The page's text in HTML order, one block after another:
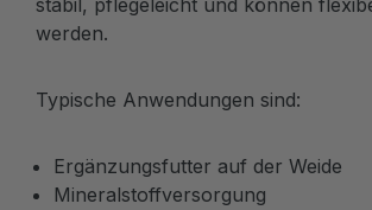
werden.
Typische Anwendungen sind:
Ergänzungsfutter auf der Weide
Mineralstoffversorgung